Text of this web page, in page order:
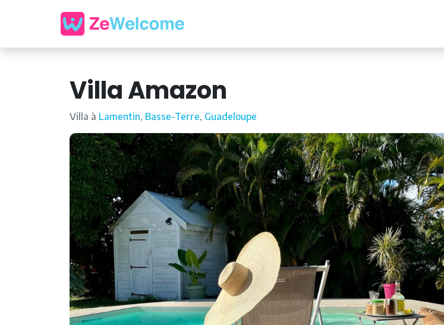
Villa Amazon
Villa à Lamentin, Basse-Terre, Guadeloupe